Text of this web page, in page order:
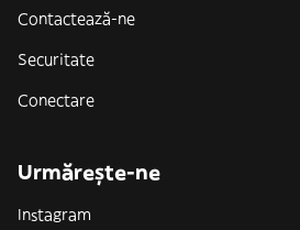
Contactează-ne
Securitate
Conectare
Urmărește-ne
Instagram